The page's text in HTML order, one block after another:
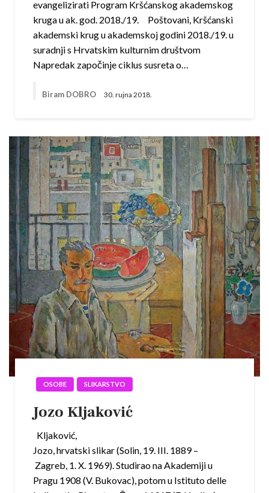
evangelizirati Program Kršćanskog akademskog
kruga u ak. god. 2018./19. Poštovani, Kršćanski
akademski krug u akademskoj godini 2018./19. u
suradnji s Hrvatskim kulturnim društvom
Napredak započinje ciklus susreta o…
Biram DOBRO 30. rujna 2018.
OSOBE SLIKARSTVO
Jozo Kljaković
Kljaković,
Jozo, hrvatski slikar (Solin, 19. III. 1889 –
Zagreb, 1. X. 1969). Studirao na Akademiji u
Pragu 1908 (V. Bukovac), potom u Istituto delle